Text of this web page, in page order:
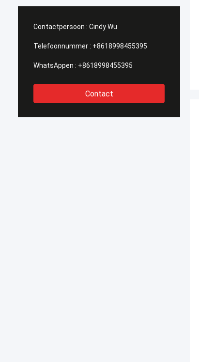
samenwerking in het verleden de dagen.
Contactpersoon : Cindy Wu
Telefoonnummer : +8618998455395
WhatsAppen : +8618998455395
Contact